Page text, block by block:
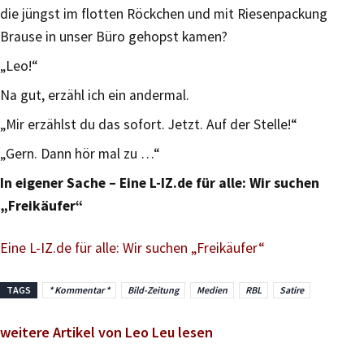
die jüngst im flotten Röckchen und mit Riesenpackung
Brause in unser Büro gehopst kamen?
„Leo!“
Na gut, erzähl ich ein andermal.
„Mir erzählst du das sofort. Jetzt. Auf der Stelle!“
„Gern. Dann hör mal zu …“
In eigener Sache – Eine L-IZ.de für alle: Wir suchen
„Freikäufer“
Eine L-IZ.de für alle: Wir suchen „Freikäufer“
TAGS * Kommentar * Bild-Zeitung Medien RBL Satire
weitere Artikel von Leo Leu lesen